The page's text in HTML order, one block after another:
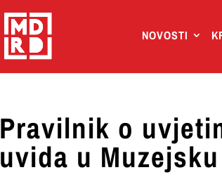
NOVOSTI
Pravilnik o
uvida u